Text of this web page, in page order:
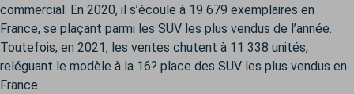
commercial. En 2020, il s’écoule à 19 679 exemplaires en
France, se plaçant parmi les SUV les plus vendus de l’année.
Toutefois, en 2021, les ventes chutent à 11 338 unités,
reléguant le modèle à la 16? place des SUV les plus vendus en
France.